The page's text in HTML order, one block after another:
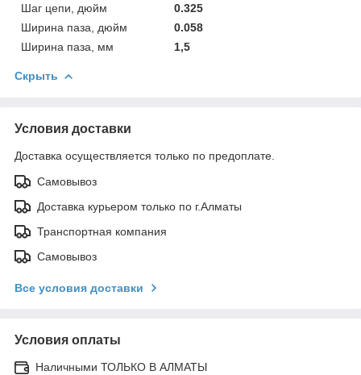
Шаг цепи, дюйм
0.325
Ширина паза, дюйм
0.058
Ширина паза, мм
1,5
Скрыть
Условия доставки
Доставка осуществляется только по предоплате.
Самовывоз
Доставка курьером только по г.Алматы
Транспортная компания
Самовывоз
Все условия доставки
Условия оплаты
Наличными ТОЛЬКО В АЛМАТЫ